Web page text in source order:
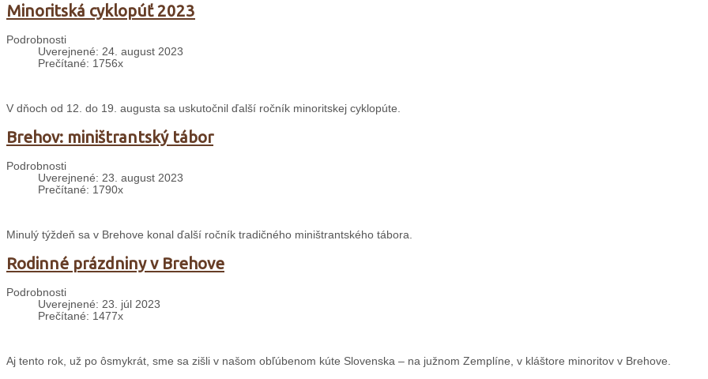
Minoritská cyklopúť 2023
Podrobnosti
Uverejnené: 24. august 2023
Prečítané: 1756x
V dňoch od 12. do 19. augusta sa uskutočnil ďalší ročník minoritskej cyklopúte.
Brehov: miništrantský tábor
Podrobnosti
Uverejnené: 23. august 2023
Prečítané: 1790x
Minulý týždeň sa v Brehove konal ďalší ročník tradičného miništrantského tábora.
Rodinné prázdniny v Brehove
Podrobnosti
Uverejnené: 23. júl 2023
Prečítané: 1477x
Aj tento rok, už po ôsmykrát, sme sa zišli v našom obľúbenom kúte Slovenska – na južnom Zemplíne, v kláštore minoritov v Brehove.